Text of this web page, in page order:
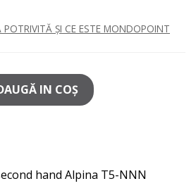
POTRIVITĂ ȘI CE ESTE MONDOPOINT
IN COŞ
hand Alpina T5-NNN